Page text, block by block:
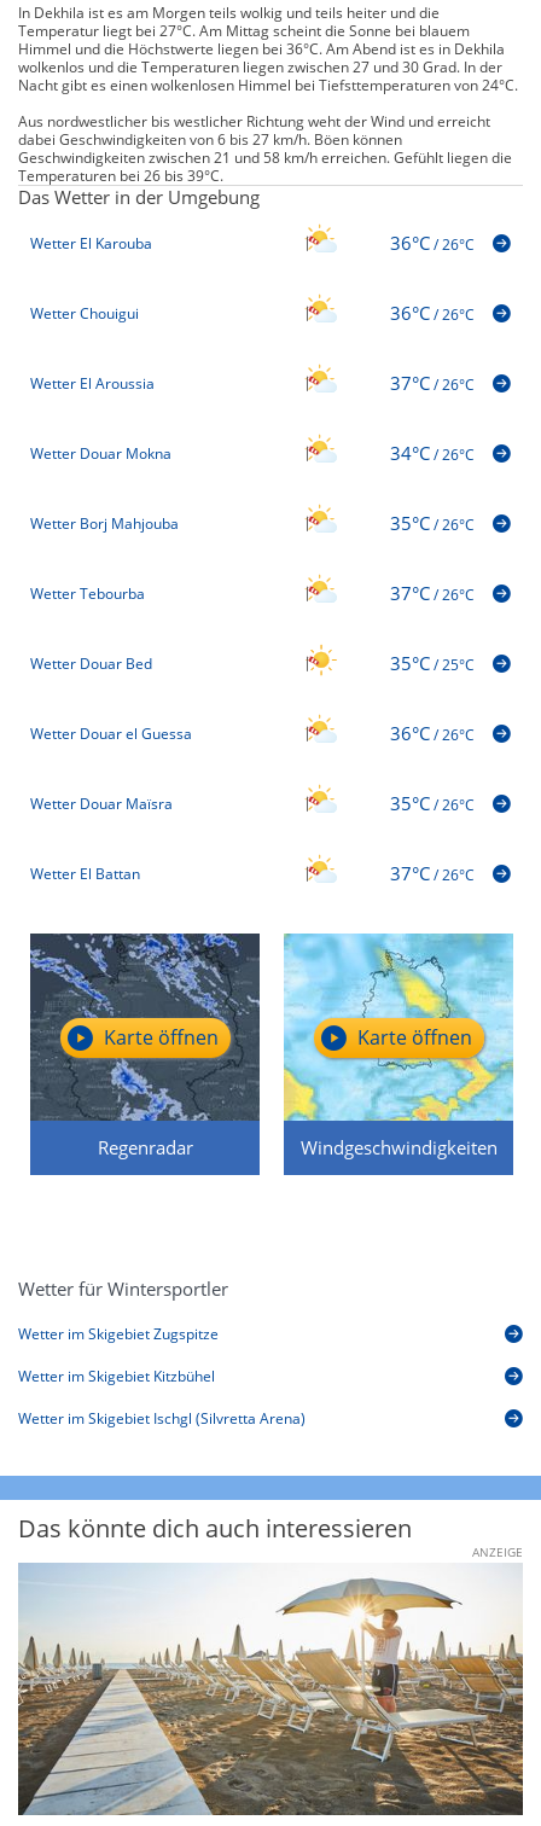
In Dekhila ist es am Morgen teils wolkig und teils heiter und die
Temperatur liegt bei 27°C. Am Mittag scheint die Sonne bei blauem
Himmel und die Höchstwerte liegen bei 36°C. Am Abend ist es in Dekhila
wolkenlos und die Temperaturen liegen zwischen 27 und 30 Grad. In der
Nacht gibt es einen wolkenlosen Himmel bei Tiefsttemperaturen von 24°C.
Aus nordwestlicher bis westlicher Richtung weht der Wind und erreicht
dabei Geschwindigkeiten von 6 bis 27 km/h. Böen können
Geschwindigkeiten zwischen 21 und 58 km/h erreichen. Gefühlt liegen die
Temperaturen bei 26 bis 39°C.
Das Wetter in der Umgebung
Wetter El Karouba 36°C/26°C
Wetter Chouigui 36°C/26°C
Wetter El Aroussia 37°C/26°C
Wetter Douar Mokna 34°C/26°C
Wetter Borj Mahjouba 35°C/26°C
Wetter Tebourba 37°C/26°C
Wetter Douar Bed 35°C/25°C
Wetter Douar el Guessa 36°C/26°C
Wetter Douar Maïsra 35°C/26°C
Wetter El Battan 37°C/26°C
Regenradar
Karte öffnen
Windgeschwindigkeiten
Karte öffnen
Wetter für Wintersportler
Wetter im Skigebiet Zugspitze
Wetter im Skigebiet Kitzbühel
Wetter im Skigebiet Ischgl (Silvretta Arena)
Das könnte dich auch interessieren
ANZEIGE